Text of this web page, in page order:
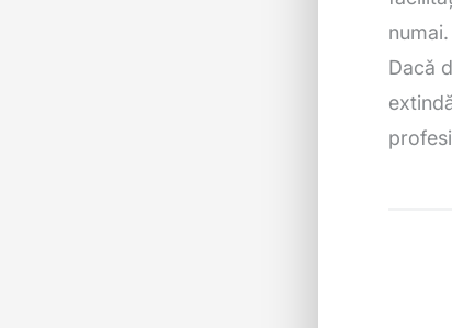
numai.
Dacă